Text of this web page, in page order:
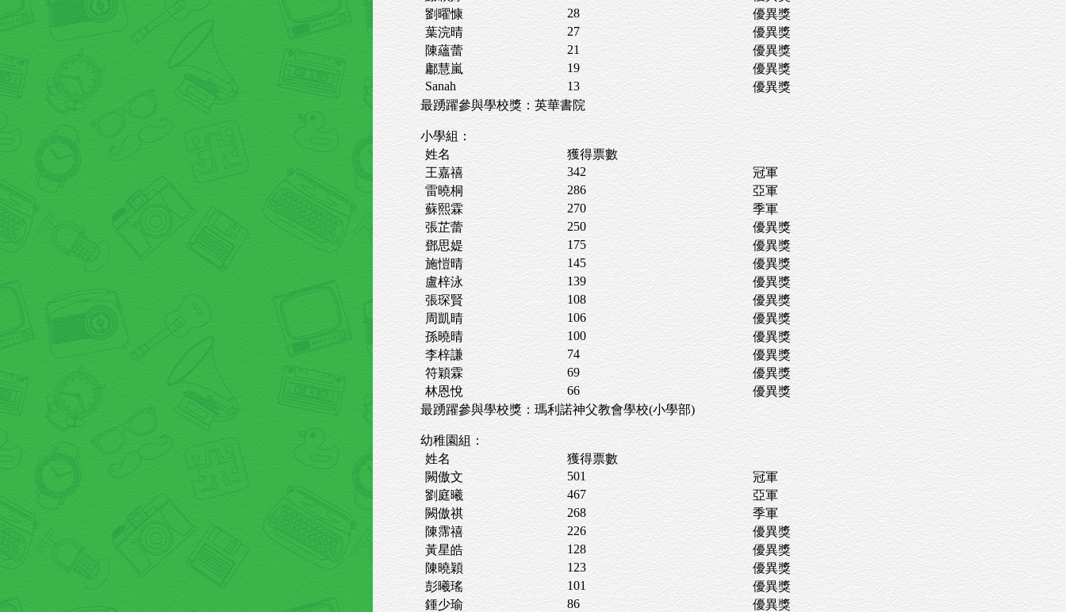
劉曜慷
28
優異獎
葉浣晴
27
優異獎
陳蘊蕾
21
優異獎
鄘慧嵐
19
優異獎
Sanah
13
優異獎
最踴躍參與學校獎：英華書院
小學組：
姓名
獲得票數
王嘉禧
342
冠軍
雷曉桐
286
亞軍
蘇熙霖
270
季軍
張芷蕾
250
優異獎
鄧思媞
175
優異獎
施愷晴
145
優異獎
盧梓泳
139
優異獎
張琛賢
108
優異獎
周凱晴
106
優異獎
孫曉晴
100
優異獎
李梓謙
74
優異獎
符穎霖
69
優異獎
林恩悅
66
優異獎
最踴躍參與學校獎：瑪利諾神父教會學校(小學部)
幼稚園組：
姓名
獲得票數
闕傲文
501
冠軍
劉庭曦
467
亞軍
闕傲祺
268
季軍
陳霈禧
226
優異獎
黃星皓
128
優異獎
陳曉穎
123
優異獎
彭曦瑤
101
優異獎
鍾少瑜
86
優異獎